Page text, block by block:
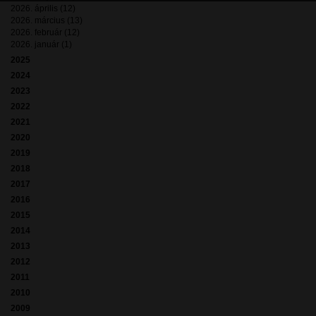
2026. április (12)
2026. március (13)
2026. február (12)
2026. január (1)
2025
2024
2023
2022
2021
2020
2019
2018
2017
2016
2015
2014
2013
2012
2011
2010
2009